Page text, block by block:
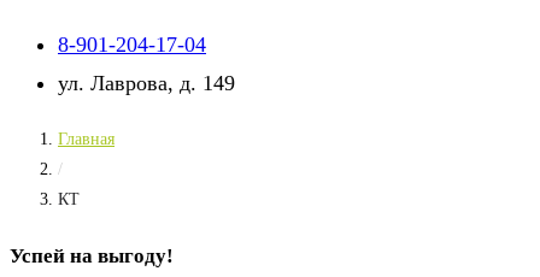
8-901-204-17-04
ул. Лаврова, д. 149
Главная
/
КТ
Успей на выгоду!